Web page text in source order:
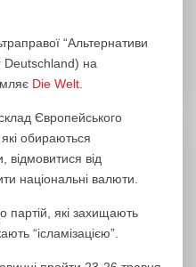
“Альтернативи
Deutschland) на
Die Welt.
Європейського
обираються
від
національні валюти.
партій, які захищають
“ісламізацією”.